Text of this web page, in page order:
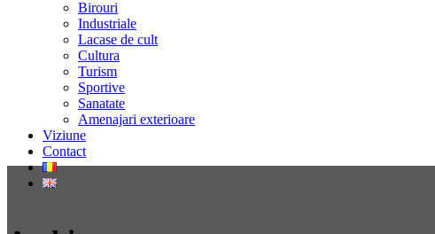
Birouri
Industriale
Lacase de cult
Cultura
Turism
Sportive
Sanatate
Amenajari exterioare
Viziune
Contact